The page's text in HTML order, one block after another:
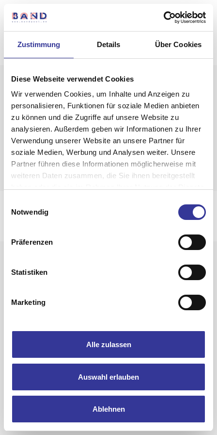
Zustimmung Details Über Cookies
Diese Webseite verwendet Cookies
Wir verwenden Cookies, um Inhalte und Anzeigen zu
personalisieren, Funktionen für soziale Medien anbieten
zu können und die Zugriffe auf unsere Website zu
analysieren. Außerdem geben wir Informationen zu Ihrer
Verwendung unserer Website an unsere Partner für
soziale Medien, Werbung und Analysen weiter. Unsere
Partner führen diese Informationen möglicherweise mit
weiteren Daten zusammen, die Sie ihnen bereitgestellt
Datenschutzerklärung
Notwendig
Präferenzen
Statistiken
Marketing
Alle zulassen
Auswahl erlauben
Ablehnen
Nothing to Show
Right Now
It appears whatever you were looking for is
no longer here or perhaps wasn't here to
begin with. You might want to try starting
over from the homepage to see if you can
find what you're after from there.